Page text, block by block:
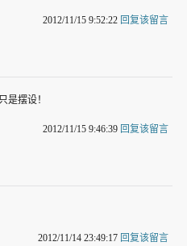
2012/11/15 9:52:22 回复该留言
是摆设！
2012/11/15 9:46:39 回复该留言
2012/11/14 23:49:17 回复该留言